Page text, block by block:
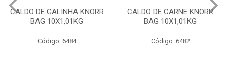
CALDO DE GALINHA KNORR
BAG 10X1,01KG
Código: 6484
CALDO DE CARNE KNORR
BAG 10X1,01KG
Código: 6482